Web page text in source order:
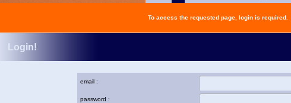
To access the requested page, login is required.
Login!
email :
password :